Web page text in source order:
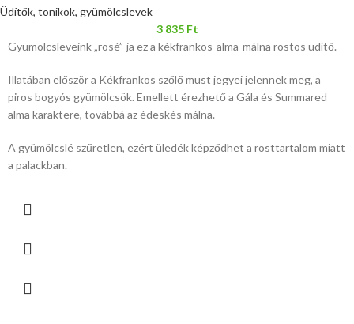
Üdítők, tonikok, gyümölcslevek
3 835 Ft
Gyümölcsleveink „rosé”-ja ez a kékfrankos-alma-málna rostos üdítő.
Illatában először a Kékfrankos szőlő must jegyei jelennek meg, a
piros bogyós gyümölcsök. Emellett érezhető a Gála és Summared
alma karaktere, továbbá az édeskés málna.
A gyümölcslé szűretlen, ezért üledék képződhet a rosttartalom miatt
a palackban.